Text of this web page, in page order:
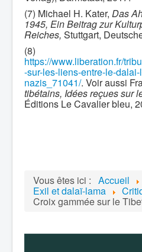
(7) Michael H. Kater, Das
1945, Ein Beitrag zur
Reiches, Stuttgart,
(8)
https://www.liberation.fr/
-sur-les-liens-entre-le-
nazis_71041/. Voir aussi
tibétains, Idées reçues sur
Éditions Le Cavalier bleu,
Vous êtes ici : Accueil
Exil et dalaï-lama
Croix gammée sur le